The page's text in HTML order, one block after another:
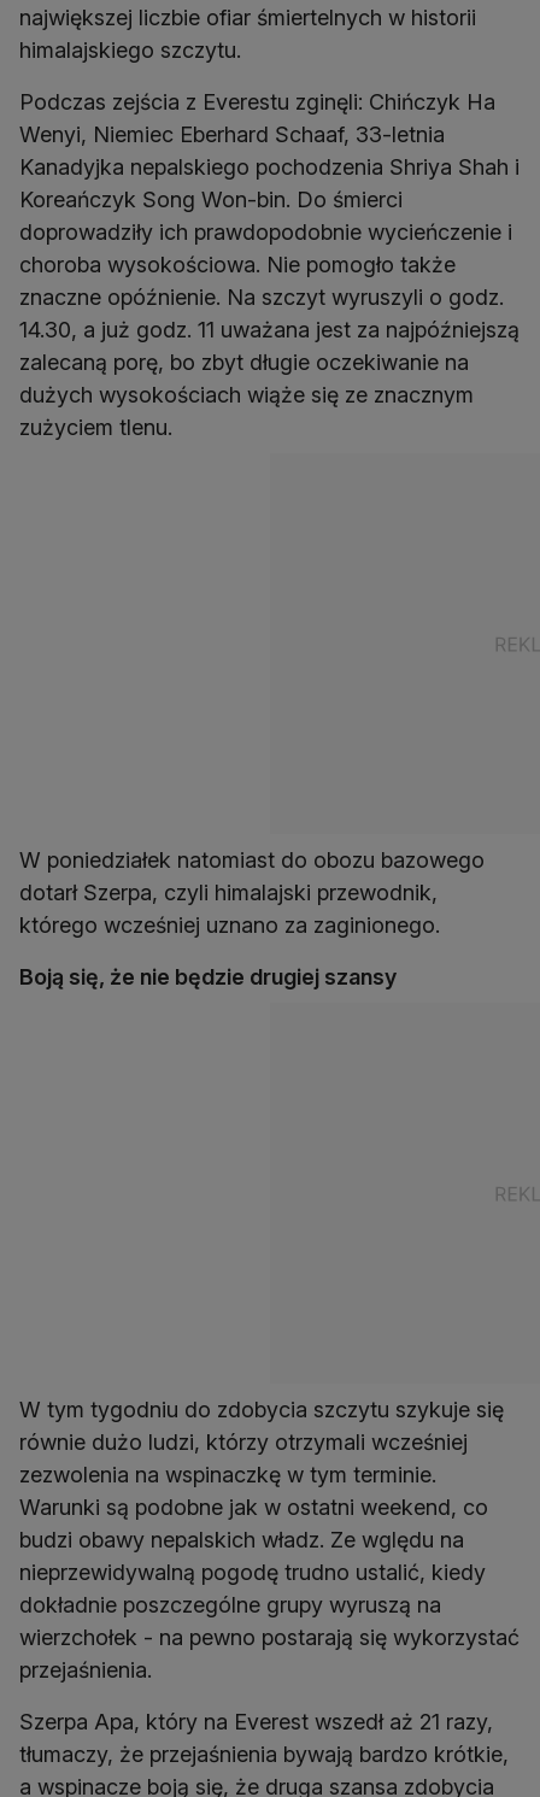
największej liczbie ofiar śmiertelnych w historii
himalajskiego szczytu.
Podczas zejścia z Everestu zginęli: Chińczyk Ha
Wenyi, Niemiec Eberhard Schaaf, 33-letnia
Kanadyjka nepalskiego pochodzenia Shriya Shah i
Koreańczyk Song Won-bin. Do śmierci
doprowadziły ich prawdopodobnie wycieńczenie i
choroba wysokościowa. Nie pomogło także
znaczne opóźnienie. Na szczyt wyruszyli o godz.
14.30, a już godz. 11 uważana jest za najpóźniejszą
zalecaną porę, bo zbyt długie oczekiwanie na
dużych wysokościach wiąże się ze znacznym
zużyciem tlenu.
W poniedziałek natomiast do obozu bazowego
dotarł Szerpa, czyli himalajski przewodnik,
którego wcześniej uznano za zaginionego.
Boją się, że nie będzie drugiej szansy
W tym tygodniu do zdobycia szczytu szykuje się
równie dużo ludzi, którzy otrzymali wcześniej
zezwolenia na wspinaczkę w tym terminie.
Warunki są podobne jak w ostatni weekend, co
budzi obawy nepalskich władz. Ze wględu na
nieprzewidywalną pogodę trudno ustalić, kiedy
dokładnie poszczególne grupy wyruszą na
wierzchołek - na pewno postarają się wykorzystać
przejaśnienia.
Szerpa Apa, który na Everest wszedł aż 21 razy,
tłumaczy, że przejaśnienia bywają bardzo krótkie,
a wspinacze boją się, że druga szansa zdobycia